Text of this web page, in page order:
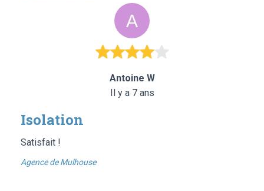
Antoine W
Il y a 7 ans
Isolation
Satisfait !
Agence de Mulhouse